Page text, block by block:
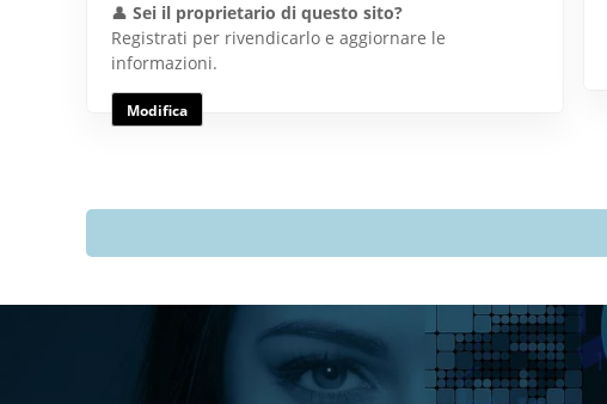
👤 Sei il proprietario di questo sito?
Registrati per rivendicarlo e aggiornare le
informazioni.
Modifica